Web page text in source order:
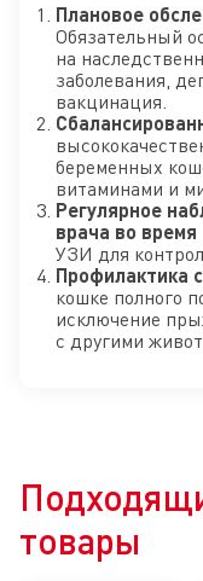
Плановое
Обязательный
на
заболевания,
вакцинация.
беременных
витаминами и
Регулярное
врача во время
УЗИ для
Профилактика
кошке полного
исключение
с другими
товары